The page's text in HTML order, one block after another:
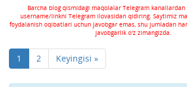
Barcha blog qismidagi maqolalar Telegram
username/linkni Telegram ilovasidan qidiring. Saytimiz
foydalanish oqibatlari uchun javobgar emas, shu jumladan
javobgarlik o'z zimangizda.
1 2 Keyingisi »